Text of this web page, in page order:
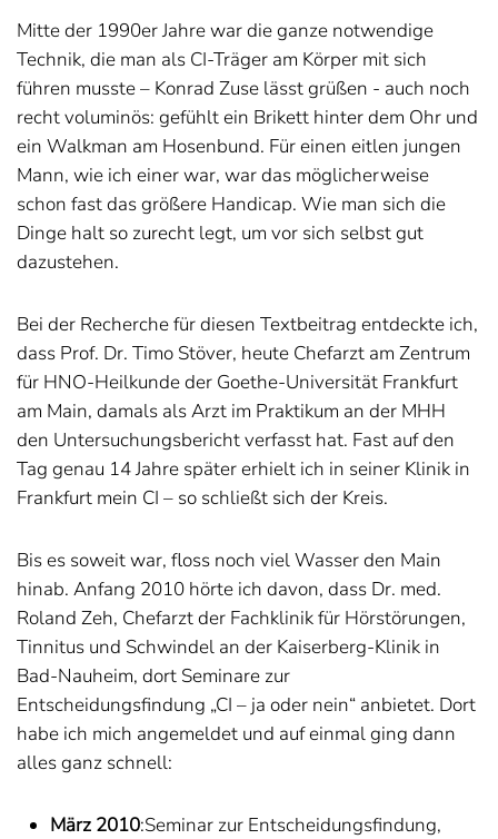
Mitte der 1990er Jahre war die ganze notwendige
Technik, die man als CI-Träger am Körper mit sich
führen musste – Konrad Zuse lässt grüßen - auch noch
recht voluminös: gefühlt ein Brikett hinter dem Ohr und
ein Walkman am Hosenbund. Für einen eitlen jungen
Mann, wie ich einer war, war das möglicherweise
schon fast das größere Handicap. Wie man sich die
Dinge halt so zurecht legt, um vor sich selbst gut
dazustehen.
Bei der Recherche für diesen Textbeitrag entdeckte ich,
dass Prof. Dr. Timo Stöver, heute Chefarzt am Zentrum
für HNO-Heilkunde der Goethe-Universität Frankfurt
am Main, damals als Arzt im Praktikum an der MHH
den Untersuchungsbericht verfasst hat. Fast auf den
Tag genau 14 Jahre später erhielt ich in seiner Klinik in
Frankfurt mein CI – so schließt sich der Kreis.
Bis es soweit war, floss noch viel Wasser den Main
hinab. Anfang 2010 hörte ich davon, dass Dr. med.
Roland Zeh, Chefarzt der Fachklinik für Hörstörungen,
Tinnitus und Schwindel an der Kaiserberg-Klinik in
Bad-Nauheim, dort Seminare zur
Entscheidungsfindung „CI – ja oder nein“ anbietet. Dort
habe ich mich angemeldet und auf einmal ging dann
alles ganz schnell:
März 2010:Seminar zur Entscheidungsfindung,